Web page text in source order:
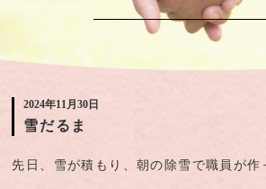
2024年11月30日
雪だるま
先日、雪が積もり、朝の除雪で職員が作